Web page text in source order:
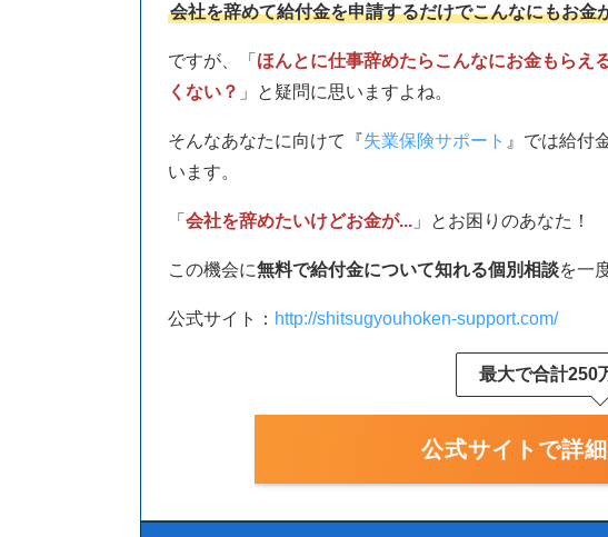
会社を辞めて給付金を申請するだけでこんなにもお金
ですが、「 ほんとに仕事辞めたらこんなにお金もらえ
くない？ 」と疑問に思いますよね。
そんなあなたに向けて『失業保険サポート 』では給付
います。
「 会社を辞めたいけどお金が... 」とお困りのあなた！
この機会に無料で給付金について知れる個別相談を一
公式サイト： http://shitsugyouhoken-support.com/
最大で合計250
公式サイトで詳